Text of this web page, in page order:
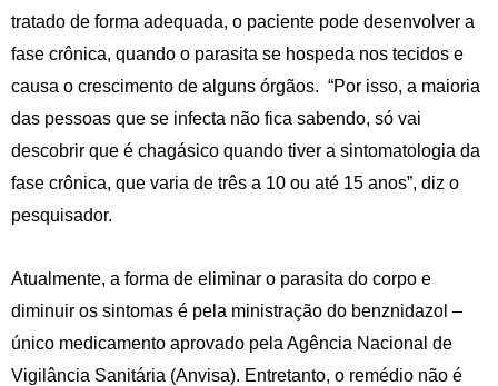
tratado de forma adequada, o paciente pode desenvolver a
fase crônica, quando o parasita se hospeda nos tecidos e
causa o crescimento de alguns órgãos. “Por isso, a maioria
das pessoas que se infecta não fica sabendo, só vai
descobrir que é chagásico quando tiver a sintomatologia da
fase crônica, que varia de três a 10 ou até 15 anos”, diz o
pesquisador.
Atualmente, a forma de eliminar o parasita do corpo e
diminuir os sintomas é pela ministração do benznidazol –
único medicamento aprovado pela Agência Nacional de
Vigilância Sanitária (Anvisa). Entretanto, o remédio não é